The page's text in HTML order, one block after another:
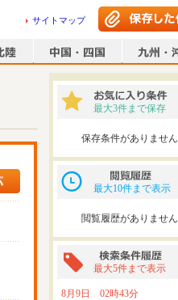
サイトマップ
最大3件まで保存
保存条件がありません
最大10件まで表示
閲覧履歴がありません
最大5件まで表示
8月9日 02時43分